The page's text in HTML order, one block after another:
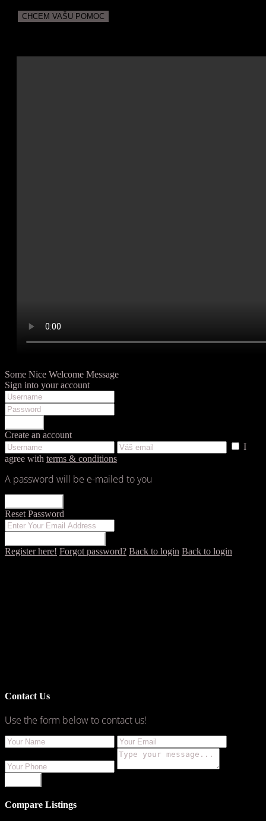
Some Nice Welcome Message
Sign into your account
Create an account
I
agree with terms & conditions
A password will be e-mailed to you
Reset Password
Register here! Forgot password? Back to login Back to login
Contact Us
Use the form below to contact us!
Compare Listings